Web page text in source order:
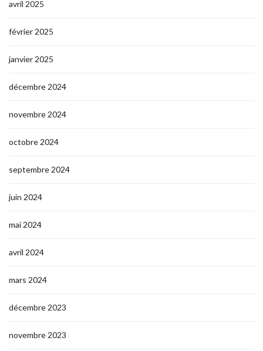
avril 2025
février 2025
janvier 2025
décembre 2024
novembre 2024
octobre 2024
septembre 2024
juin 2024
mai 2024
avril 2024
mars 2024
décembre 2023
novembre 2023